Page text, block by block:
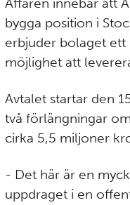
Affären innebär att
bygga position i
erbjuder bolaget ett
möjlighet att
Avtalet startar den
två förlängningar
cirka 5,5 miljoner
- Det här är en
uppdraget i en